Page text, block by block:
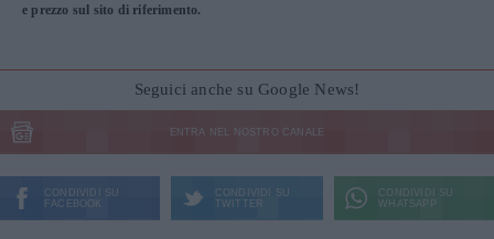
e prezzo sul sito di riferimento.
Seguici anche su Google News!
ENTRA NEL NOSTRO CANALE
CONDIVIDI SU
FACEBOOK
CONDIVIDI SU
TWITTER
CONDIVIDI SU
WHATSAPP